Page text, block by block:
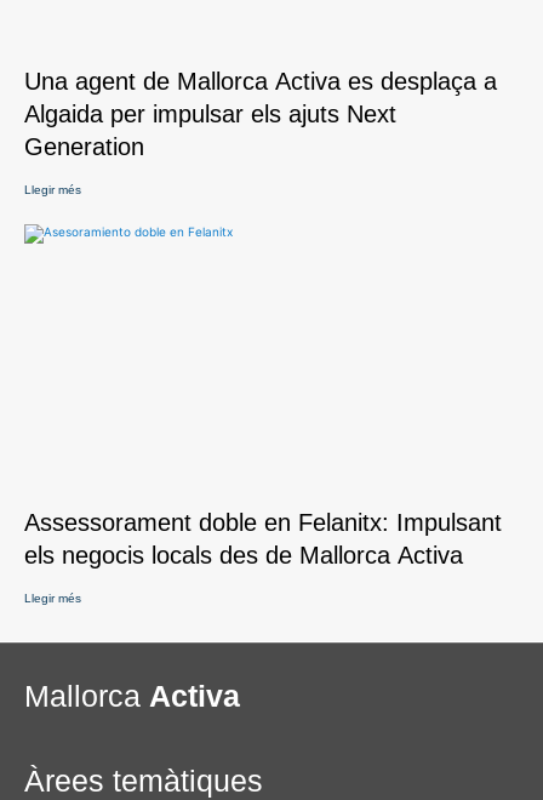
Una agent de Mallorca Activa es desplaça a
Algaida per impulsar els ajuts Next
Generation
Llegir més
Assessorament doble en Felanitx: Impulsant
els negocis locals des de Mallorca Activa
Llegir més
Mallorca Activa
Àrees temàtiques